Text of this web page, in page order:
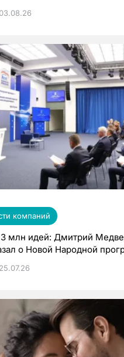
компаний
млн идей: Дмитрий
о Новой Народной